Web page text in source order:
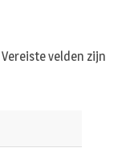
Vereiste velden zijn